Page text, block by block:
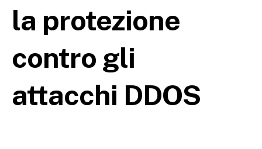
la protezione
contro gli
attacchi DDOS